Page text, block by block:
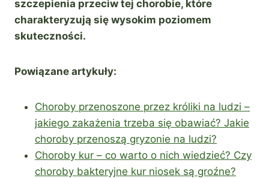
szczepienia przeciw tej chorobie, które
charakteryzują się wysokim poziomem
skuteczności.
Powiązane artykuły:
Choroby przenoszone przez króliki na ludzi –
jakiego zakażenia trzeba się obawiać? Jakie
choroby przenoszą gryzonie na ludzi?
Choroby kur – co warto o nich wiedzieć? Czy
choroby bakteryjne kur niosek są groźne?